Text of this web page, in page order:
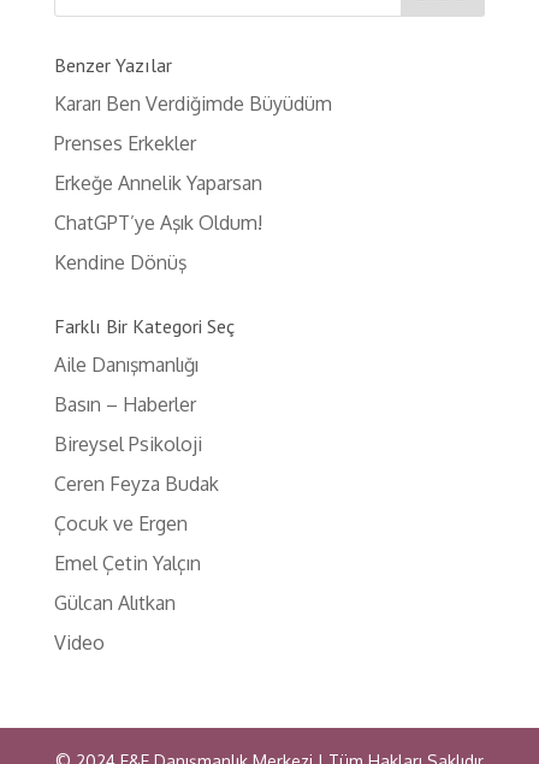
Benzer Yazılar
Kararı Ben Verdiğimde Büyüdüm
Prenses Erkekler
Erkeğe Annelik Yaparsan
ChatGPT’ye Aşık Oldum!
Kendine Dönüş
Farklı Bir Kategori Seç
Aile Danışmanlığı
Basın – Haberler
Bireysel Psikoloji
Ceren Feyza Budak
Çocuk ve Ergen
Emel Çetin Yalçın
Gülcan Alıtkan
Video